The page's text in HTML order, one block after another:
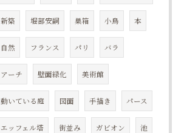
新築 堀部安嗣 巣箱 小鳥 本
自然 フランス パリ バラ
アーチ 壁面緑化 美術館
動いている庭 図面 手描き パース
エッフェル塔 街並み ガビオン 池